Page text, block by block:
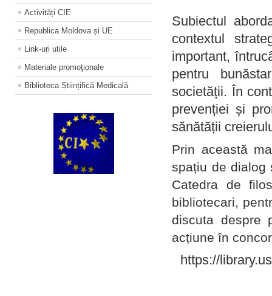
Activități CIE
Republica Moldova și UE
Link-uri utile
Materiale promoţionale
Biblioteca Științifică Medicală
Subiectul
contextul
important,
pentru
societății. În
prevenției și
sănătății
Prin această
spațiu de dialog
Catedra de
bibliotecari,
discuta despre
acțiune în
https://